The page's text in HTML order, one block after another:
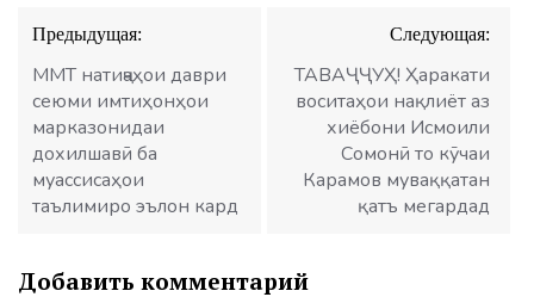
Навигация
по
записям
Предыдущая:
ММТ натиҷаҳои даври
сеюми имтиҳонҳои
марказонидаи
дохилшавӣ ба
муассисаҳои
таълимиро эълон кард
Следующая:
ТАВАҶҶУҲ! Ҳаракати
воситаҳои нақлиёт аз
хиёбони Исмоили
Сомонӣ то кӯчаи
Карамов муваққатан
қатъ мегардад
Добавить комментарий